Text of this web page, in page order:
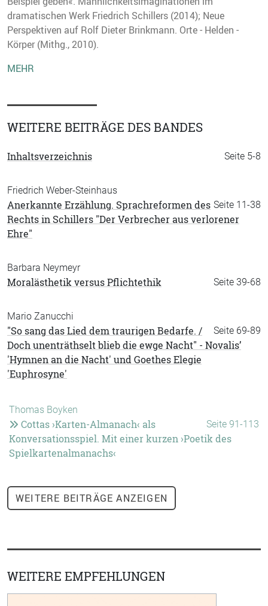
dramatischen Werk Friedrich Schillers (2014); Neue
Perspektiven auf Rolf Dieter Brinkmann. Orte - Helden -
Körper (Mithg., 2010).
MEHR
WEITERE BEITRÄGE DES BANDES
Seite 5-8
Inhaltsverzeichnis
Friedrich Weber-Steinhaus
Seite 11-38
Anerkannte Erzählung. Sprachreformen des
Rechts in Schillers "Der Verbrecher aus verlorener
Ehre"
Barbara Neymeyr
Seite 39-68
Moralästhetik versus Pflichtethik
Mario Zanucchi
Seite 69-89
"So sang das Lied dem traurigen Bedarfe. /
Doch unenträthselt blieb die ewge Nacht" - Novalis’
'Hymnen an die Nacht' und Goethes Elegie
'Euphrosyne'
Thomas Boyken
Seite 91-113
Cottas ›Karten-Almanach‹ als
Konversationsspiel. Mit einer kurzen ›Poetik des
Spielkartenalmanachs‹
WEITERE BEITRÄGE ANZEIGEN
WEITERE EMPFEHLUNGEN